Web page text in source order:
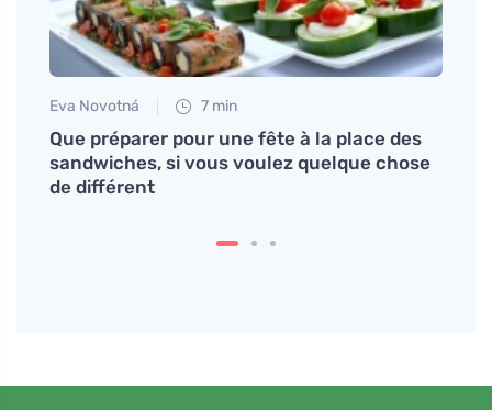
Eva Novotná 7 min
Que préparer pour une fête à la place des
sandwiches, si vous voulez quelque chose
de différent